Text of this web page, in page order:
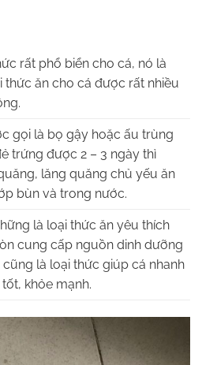
rất phổ biển cho cá, nó là
ăn cho cá được rất nhiều
gọi là bọ gậy hoặc ấu trùng
trứng được 2 – 3 ngày thì
lăng quăng chủ yếu ăn
bùn và trong nước.
là loại thức ăn yêu thích
cung cấp nguồn dinh dưỡng
là loại thức giúp cá nhanh
khỏe mạnh.